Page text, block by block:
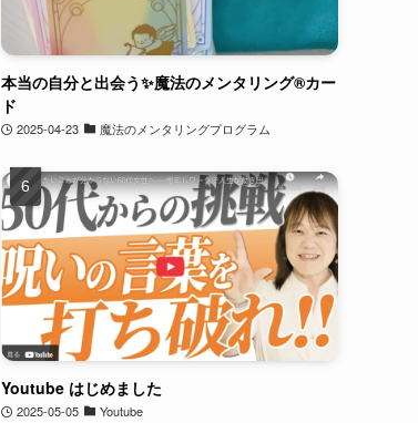
本当の自分と出会う✨魔法のメンタリング®︎カー
ド
2025-04-23 魔法のメンタリングプログラム
Youtube はじめました
2025-05-05 Youtube